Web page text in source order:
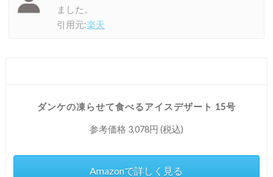
ました。
引用元:楽天
ダンケの凍らせて食べるアイスデザート 15号
参考価格 3,078円 (税込)
Amazonで詳しく見る